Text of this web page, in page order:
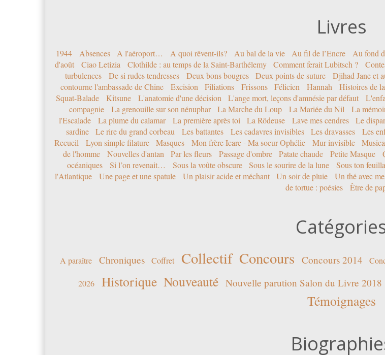
Livres
1944 Absences A l'aéroport… A quoi rêvent-ils? Au bal de la vie Au fil de l’Encre Au fond
d'août
Ciao Letizia Clothilde : au temps de la Saint-Barthélemy Comment ferait Lubitsch ?
turbulences
De si rudes tendresses Deux bons bougres Deux points de suture Djihad Jane et
contourne l'ambassade de Chine
Excision Filiations Frissons Félicien Hannah Histoires de
Squat-Balade
Kitsune L'anatomie d'une décision L'ange mort, leçons d'amnésie par défaut
compagnie
La grenouille sur son nénuphar La Marche du Loup La Mariée du Nil La
l'Escalade
La plume du calamar La première après toi La Rôdeuse Lave mes cendres Le
sardine
Le rire du grand corbeau Les battantes Les cadavres invisibles Les dravasses Les
Recueil
Lyon simple filature Masques Mon frère Icare - Ma soeur Ophélie Mur invisible
de l'homme
Nouvelles d'antan Par les fleurs Passage d'ombre Patate chaude Petite Masque
océaniques
Si l’on revenait… Sous la voûte obscure Sous le sourire de la lune Sous ton
l'Atlantique
Une page et une spatule Un plaisir acide et méchant Un soir de pluie Un thé avec
de tortue : poésies
Être de
A paraître Chroniques Coffret Collectif Concours Concours 2014
2026 Historique Nouveauté Nouvelle parution Salon du Livre 2018
Témoignages